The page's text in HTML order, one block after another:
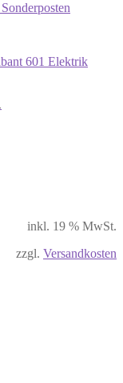
inkl. 19 % MwSt.
zzgl. Versandkosten